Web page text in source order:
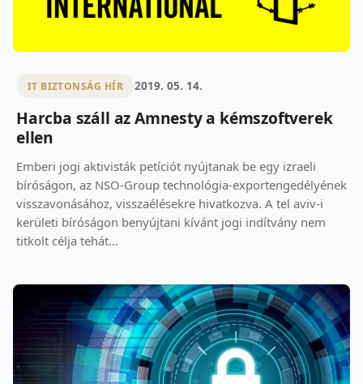
IT BIZTONSÁG HÍR 2019. 05. 14.
Harcba száll az Amnesty a kémszoftverek
ellen
Emberi jogi aktivisták petíciót nyújtanak be egy izraeli
bíróságon, az NSO-Group technológia-exportengedélyének
visszavonásához, visszaélésekre hivatkozva. A tel aviv-i
kerületi bíróságon benyújtani kívánt jogi indítvány nem
titkolt célja tehát...